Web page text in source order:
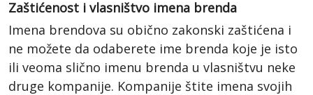
Zaštićenost i vlasništvo imena brenda
Imena brendova su obično zakonski zaštićena i
ne možete da odaberete ime brenda koje je isto
ili veoma slično imenu brenda u vlasništvu neke
druge kompanije. Kompanije štite imena svojih